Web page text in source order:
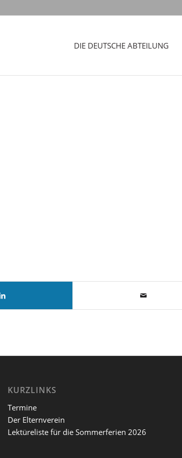
DIE DEUTSCHE ABTEILUNG
KURZLINKS
Termine
Der Elternverein
Lektüreliste für die Sommerferien 2026